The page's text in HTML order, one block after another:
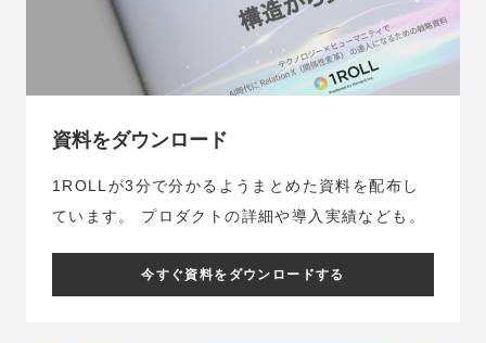
資料をダウンロード
1ROLLが3分で分かるようまとめた資料を配布し
ています。
プロダクトの詳細や導入実績なども。
今すぐ資料をダウンロードする